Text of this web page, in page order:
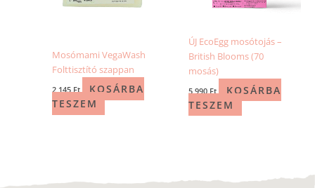
Mosómami VegaWash
Folttisztító szappan
2 145 Ft
KOSÁRBA
TESZEM
ÚJ EcoEgg mosótojás –
British Blooms (70
mosás)
5 990 Ft
KOSÁRBA
TESZEM